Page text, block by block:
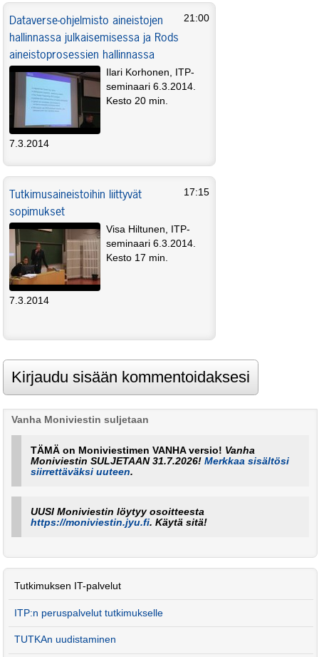
Dataverse-ohjelmisto aineistojen
hallinnassa julkaisemisessa ja Rods
aineistoprosessien hallinnassa
21:00
Ilari Korhonen, ITP-
seminaari 6.3.2014.
Kesto 20 min.
7.3.2014
Tutkimusaineistoihin liittyvät
sopimukset
17:15
Visa Hiltunen, ITP-
seminaari 6.3.2014.
Kesto 17 min.
7.3.2014
Vanha Moniviestin suljetaan
TÄMÄ on Moniviestimen VANHA versio! Vanha
Moniviestin SULJETAAN 31.7.2026!Merkkaa sisältösi
siirrettäväksi uuteen.
UUSI Moniviestin löytyy osoitteesta
https://moniviestin.jyu.fi. Käytä sitä!
Tutkimuksen IT-palvelut
ITP:n peruspalvelut tutkimukselle
TUTKAn uudistaminen